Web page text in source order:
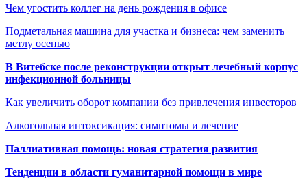
Чем угостить коллег на день рождения в офисе
Подметальная машина для участка и бизнеса: чем заменить
метлу осенью
В Витебске после реконструкции открыт лечебный корпус
инфекционной больницы
Как увеличить оборот компании без привлечения инвесторов
Алкогольная интоксикация: симптомы и лечение
Паллиативная помощь: новая стратегия развития
Тенденции в области гуманитарной помощи в мире